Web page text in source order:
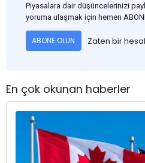
Piyasalara dair düşüncelerinizi
yoruma ulaşmak için hemen
ABONE OLUN Zaten bir
En çok okunan haberler